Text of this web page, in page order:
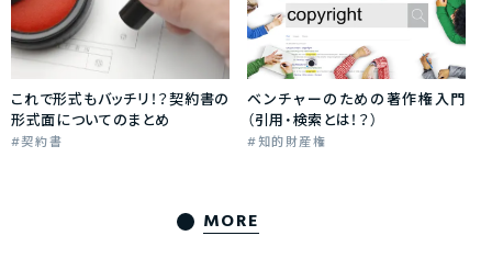
これで形式もバッチリ！？契約書の
形式面についてのまとめ
契約書
ベンチャーのための著作権入門
（引用・検索とは！？）
知的財産権
MORE